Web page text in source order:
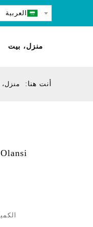
العربية
منزل، بيت
أنت هنا: